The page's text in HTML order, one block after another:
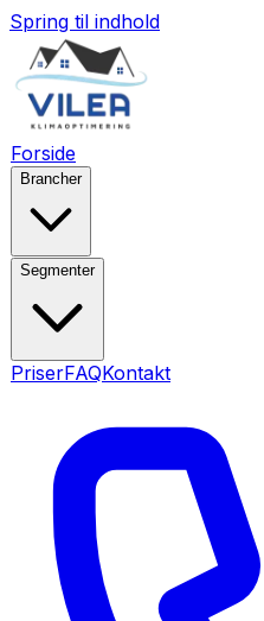
Spring til indhold
Forside
Brancher
Segmenter
PriserFAQKontakt